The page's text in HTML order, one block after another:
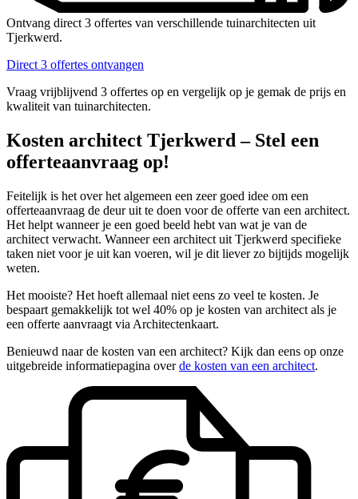
Ontvang direct 3 offertes van verschillende tuinarchitecten uit
Tjerkwerd.
Direct 3 offertes ontvangen
Vraag vrijblijvend 3 offertes op en vergelijk op je gemak de prijs en
kwaliteit van tuinarchitecten.
Kosten architect Tjerkwerd – Stel een
offerteaanvraag op!
Feitelijk is het over het algemeen een zeer goed idee om een
offerteaanvraag de deur uit te doen voor de offerte van een architect.
Het helpt wanneer je een goed beeld hebt van wat je van de
architect verwacht. Wanneer een architect uit Tjerkwerd specifieke
taken niet voor je uit kan voeren, wil je dit liever zo bijtijds mogelijk
weten.
Het mooiste? Het hoeft allemaal niet eens zo veel te kosten. Je
bespaart gemakkelijk tot wel 40% op je kosten van architect als je
een offerte aanvraagt via Architectenkaart.
Benieuwd naar de kosten van een architect? Kijk dan eens op onze
uitgebreide informatiepagina overde kosten van een architect.